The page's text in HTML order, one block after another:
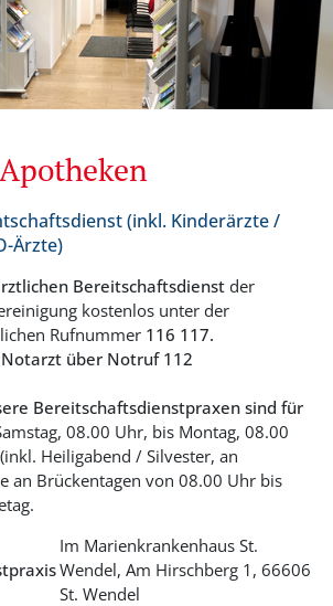
(inkl. Kinderärzte /
Ärzte)
Bereitschaftsdienst der
kostenlos unter der
Rufnummer 116 117.
über Notruf 112
Bereitschaftsdienstpraxen sind für
08.00 Uhr, bis Montag, 08.00
Heiligabend / Silvester, an
an Brückentagen von 08.00 Uhr bis
Im Marienkrankenhaus St.
Wendel, Am Hirschberg 1, 66606
St. Wendel